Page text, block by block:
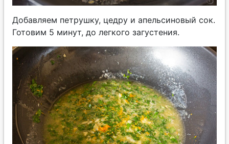
Добавляем петрушку, цедру и апельсиновый сок.
Готовим 5 минут, до легкого загустения.